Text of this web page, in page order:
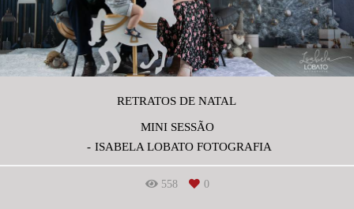
RETRATOS DE NATAL
MINI SESSÃO
ISABELA LOBATO FOTOGRAFIA
558 0